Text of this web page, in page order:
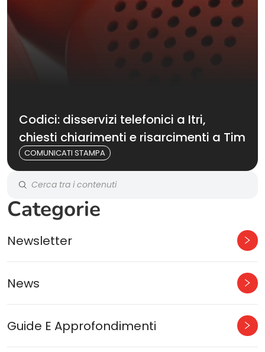
Codici: disservizi telefonici a Itri,
chiesti chiarimenti e risarcimenti a Tim
COMUNICATI STAMPA
Categorie
Newsletter
News
Guide E Approfondimenti